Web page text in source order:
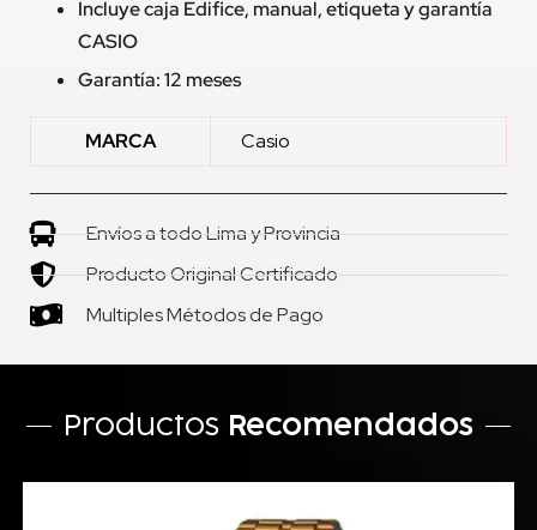
Incluye caja Edifice, manual, etiqueta y garantía
CASIO
Garantía: 12 meses
MARCA Casio
Envíos a todo Lima y Provincia
Producto Original Certificado
Multiples Métodos de Pago
Productos Recomendados